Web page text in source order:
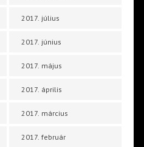
2017. július
2017. június
2017. május
2017. április
2017. március
2017. február